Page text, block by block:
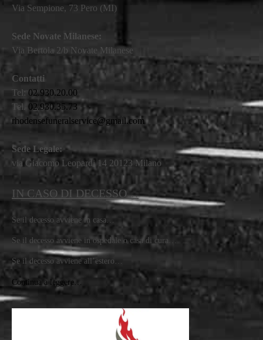
Via Sempione, 73 Pero (MI)
Sede Novate Milanese:
Via Bertola 2/b Novate Milanese
Contatti
Tel: 02.930.20.00
Tel. 02.930.35.73
rhodensefuneralservice@gmail.com
Sede Legale:
via Giacomo Leopardi 14 20123 Milano
IN CASO DI DECESSO…
Se il decesso avviene in casa…
Se il decesso avviene in ospedale o casa di cura…
Se il decesso avviene all’estero…
Continua a leggere…